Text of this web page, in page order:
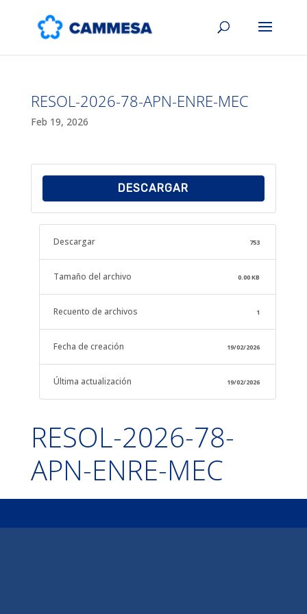
RESOL-2026-78-APN-ENRE-MEC
Feb 19, 2026
DESCARGAR
Descargar 753
Tamaño del archivo 0.00 KB
Recuento de archivos 1
Fecha de creación 19/02/2026
Última actualización 19/02/2026
RESOL-2026-78-
APN-ENRE-MEC